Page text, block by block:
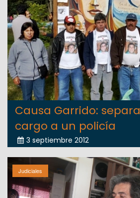
Causa Garrido:
cargo a un policía
3 septiembre 2012
Judiciales